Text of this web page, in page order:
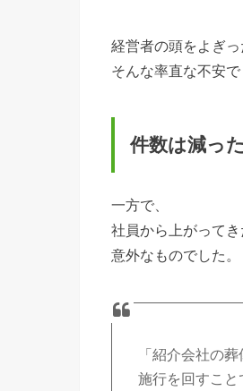
経営者の頭をよぎっ
そんな率直な不安で
件数は減っ
一方で、
社員から上がってき
意外なものでした。
「紹介会社の
施行を回すこと